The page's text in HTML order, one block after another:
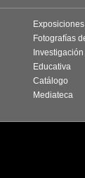
Exposiciones
Fotografías
Investigación
Educativa
Catálogo
Mediateca